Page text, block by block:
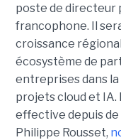
poste de directeur
francophone. Il
croissance
écosystème de
entreprises dans la
projets cloud et IA.
effective depuis de
Philippe Rousset,